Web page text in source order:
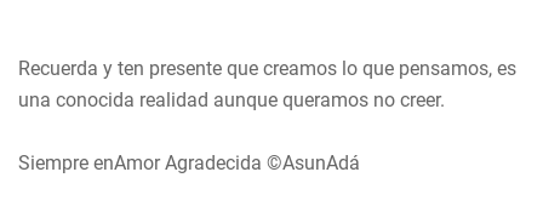
Recuerda y ten presente que creamos lo que pensamos, es
una conocida realidad aunque queramos no creer.
Siempre enAmor Agradecida ©AsunAdá